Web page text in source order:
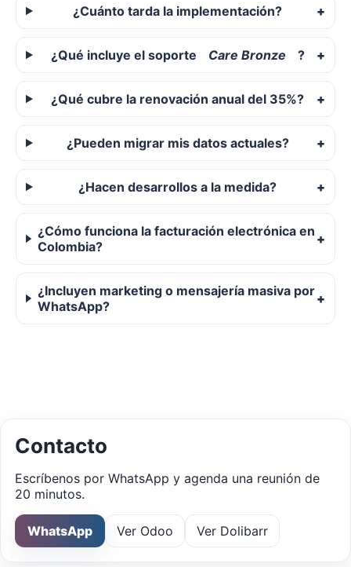
¿Cuánto tarda la implementación?
¿Qué incluye el soporte Care Bronze ?
¿Qué cubre la renovación anual del 35%?
¿Pueden migrar mis datos actuales?
¿Hacen desarrollos a la medida?
¿Cómo funciona la facturación electrónica en
Colombia?
¿Incluyen marketing o mensajería masiva por
WhatsApp?
Contacto
Escríbenos por WhatsApp y agenda una reunión de
20 minutos.
WhatsApp Ver Odoo Ver Dolibarr